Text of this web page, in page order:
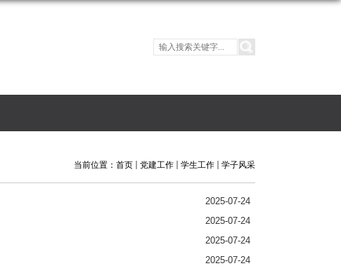
当前位置： 首页 党建工作 学生工作 学子风采
2025-07-24
2025-07-24
2025-07-24
2025-07-24